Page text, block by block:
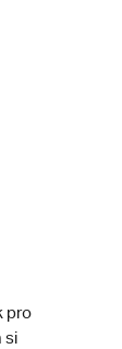
pro
si